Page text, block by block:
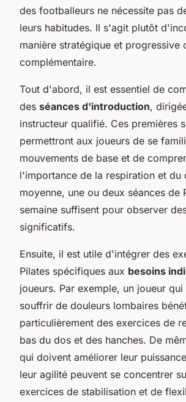
des footballeurs ne nécessite pas
leurs habitudes. Il s'agit plutôt
manière stratégique et progressive
complémentaire.
Tout d'abord, il est essentiel de
des séances d'introduction,
instructeur qualifié. Ces premières
permettront aux joueurs de se
mouvements de base et de
l'importance de la respiration et du
moyenne, une ou deux séances de
semaine suffisent pour observer
significatifs.
Ensuite, il est utile d'intégrer des
Pilates spécifiques aux besoins
joueurs. Par exemple, un joueur qui
souffrir de douleurs lombaires
particulièrement des exercices de
bas du dos et des hanches. De
qui doivent améliorer leur
leur agilité peuvent se concentrer
exercices de stabilisation et de